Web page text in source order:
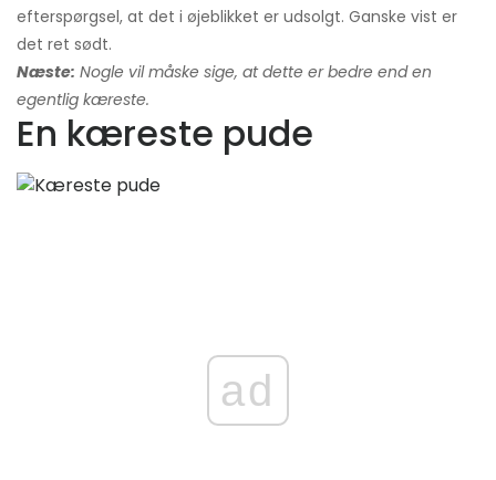
efterspørgsel, at det i øjeblikket er udsolgt. Ganske vist er
det ret sødt.
Næste: Nogle vil måske sige, at dette er bedre end en
egentlig kæreste.
En kæreste pude
ad